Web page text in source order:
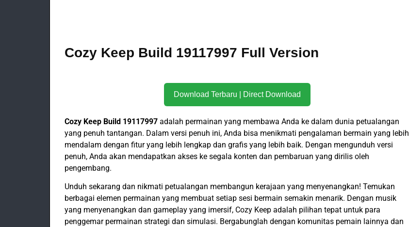
Cozy Keep Build 19117997 Full Version
Download Terbaru | Direct Download
Cozy Keep Build 19117997 adalah permainan yang membawa Anda ke dalam dunia petualangan
yang penuh tantangan. Dalam versi penuh ini, Anda bisa menikmati pengalaman bermain yang lebih
mendalam dengan fitur yang lebih lengkap dan grafis yang lebih baik. Dengan mengunduh versi
penuh, Anda akan mendapatkan akses ke segala konten dan pembaruan yang dirilis oleh
pengembang.
Unduh sekarang dan nikmati petualangan membangun kerajaan yang menyenangkan! Temukan
berbagai elemen permainan yang membuat setiap sesi bermain semakin menarik. Dengan musik
yang menyenangkan dan gameplay yang imersif, Cozy Keep adalah pilihan tepat untuk para
penggemar permainan strategi dan simulasi. Bergabunglah dengan komunitas pemain lainnya dan